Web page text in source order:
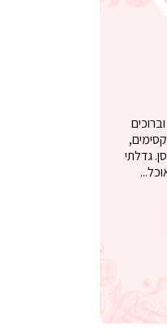
ל-4 ילדים מקסימים,
גדלתי